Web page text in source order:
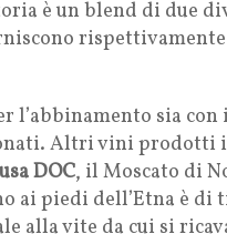
è un blend di due
l’abbinamento sia
Altri vini prodotti
DOC, il Moscato di
ai piedi dell’Etna è di
alla vite da cui si